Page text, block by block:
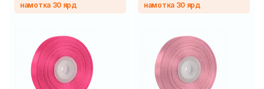
намотка 30 ярд
намотка 30 ярд